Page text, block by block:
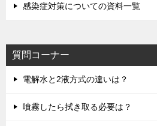
感染症対策についての資料一覧
質問コーナー
電解水と2液方式の違いは？
噴霧したら拭き取る必要は？